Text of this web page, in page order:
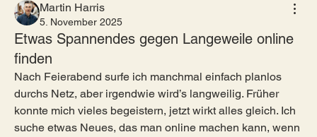
Martin Harris
5. November 2025
Etwas Spannendes gegen Langeweile online
finden
Nach Feierabend surfe ich manchmal einfach planlos
durchs Netz, aber irgendwie wird’s langweilig. Früher
konnte mich vieles begeistern, jetzt wirkt alles gleich. Ich
suche etwas Neues, das man online machen kann, wenn